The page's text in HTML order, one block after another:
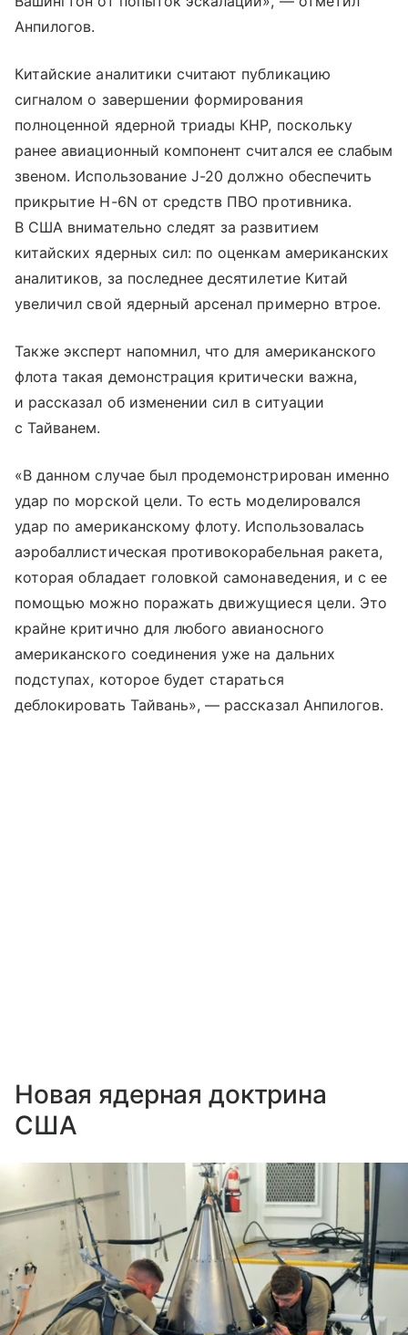
Анпилогов.
Китайские аналитики считают публикацию
сигналом о завершении формирования
полноценной ядерной триады КНР, поскольку
ранее авиационный компонент считался ее слабым
звеном. Использование J-20 должно обеспечить
прикрытие H-6N от средств ПВО противника.
В США внимательно следят за развитием
китайских ядерных сил: по оценкам американских
аналитиков, за последнее десятилетие Китай
увеличил свой ядерный арсенал примерно втрое.
Также эксперт напомнил, что для американского
флота такая демонстрация критически важна,
и рассказал об изменении сил в ситуации
с Тайванем.
«В данном случае был продемонстрирован именно
удар по морской цели. То есть моделировался
удар по американскому флоту. Использовалась
аэробаллистическая противокорабельная ракета,
которая обладает головкой самонаведения, и с ее
помощью можно поражать движущиеся цели. Это
крайне критично для любого авианосного
американского соединения уже на дальних
подступах, которое будет стараться
деблокировать Тайвань», — рассказал Анпилогов.
Новая ядерная доктрина
США